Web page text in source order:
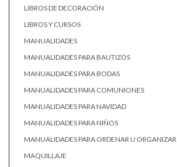
LIBROS DE DECORACIÓN
LIBROS Y CURSOS
MANUALIDADES
MANUALIDADES PARA BAUTIZOS
MANUALIDADES PARA BODAS
MANUALIDADES PARA COMUNIONES
MANUALIDADES PARA NAVIDAD
MANUALIDADES PARA NIÑOS
MANUALIDADES PARA ORDENAR U ORGANIZAR
MAQUILLAJE